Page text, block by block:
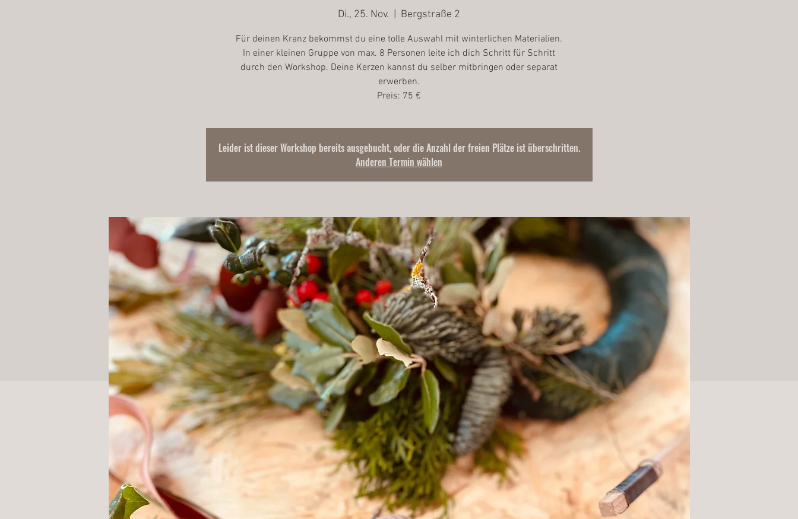
Di., 25. Nov. Bergstraße 2
Für deinen Kranz bekommst du eine tolle Auswahl mit winterlichen Materialien.
In einer kleinen Gruppe von max. 8 Personen leite ich dich Schritt für Schritt
durch den Workshop. Deine Kerzen kannst du selber mitbringen oder separat
erwerben.
Preis: 75 €
Leider ist dieser Workshop bereits ausgebucht, oder die Anzahl der freien Plätze ist überschritten.
Anderen Termin wählen